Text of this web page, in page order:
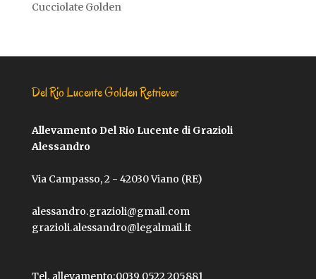
Cucciolate Golden
Del Rio Lucente Golden Retriever
Allevamento Del Rio Lucente di Grazioli
Alessandro
Via Campasso, 2 - 42030 Viano (RE)
alessandro.grazioli@gmail.com
grazioli.alessandro@legalmail.it
Tel. allevamento:0039 0522 205881